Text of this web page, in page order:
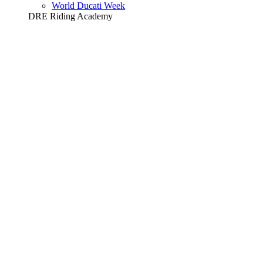
World Ducati Week
DRE Riding Academy